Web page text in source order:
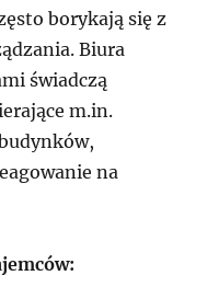
borykają się z
Biura
świadczą
m.in.
na